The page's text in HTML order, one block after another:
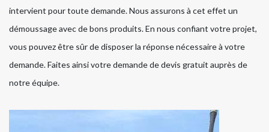
intervient pour toute demande. Nous assurons à cet effet un
démoussage avec de bons produits. En nous confiant votre projet,
vous pouvez être sûr de disposer la réponse nécessaire à votre
demande. Faites ainsi votre demande de devis gratuit auprès de
notre équipe.